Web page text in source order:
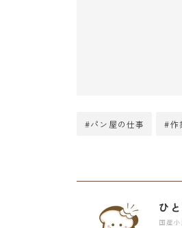
#パン屋の仕事 #作
ひ
国産小